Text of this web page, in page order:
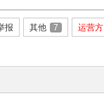
报 其他 7 运营方